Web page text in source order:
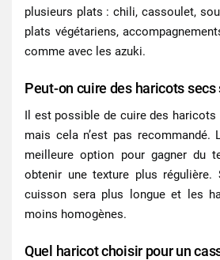
plusieurs plats : chili, cassoulet,
plats végétariens,
comme avec les azuki.
Peut-on cuire des haricots secs
Il est possible de cuire des haricots
mais cela n’est pas recommandé.
meilleure option pour gagner du
obtenir une texture plus régulière.
cuisson sera plus longue et les
moins homogènes.
Quel haricot choisir pour un